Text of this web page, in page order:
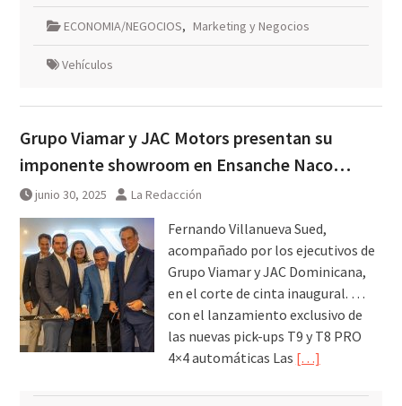
ECONOMIA/NEGOCIOS, Marketing y Negocios
Vehículos
Grupo Viamar y JAC Motors presentan su
imponente showroom en Ensanche Naco…
junio 30, 2025 La Redacción
Fernando Villanueva Sued,
acompañado por los ejecutivos de
Grupo Viamar y JAC Dominicana,
en el corte de cinta inaugural. …
con el lanzamiento exclusivo de
las nuevas pick-ups T9 y T8 PRO
4×4 automáticas Las […]